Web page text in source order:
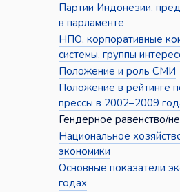
Партии Индонезии,
в парламенте
НПО, корпоративные
системы, группы
Положение и роль СМИ
Положение в рейтинге
прессы в 2002–2009
Гендерное равенство/
Национальное
экономики
Основные показатели
годах